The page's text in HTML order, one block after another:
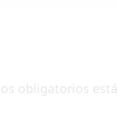
obligatorios